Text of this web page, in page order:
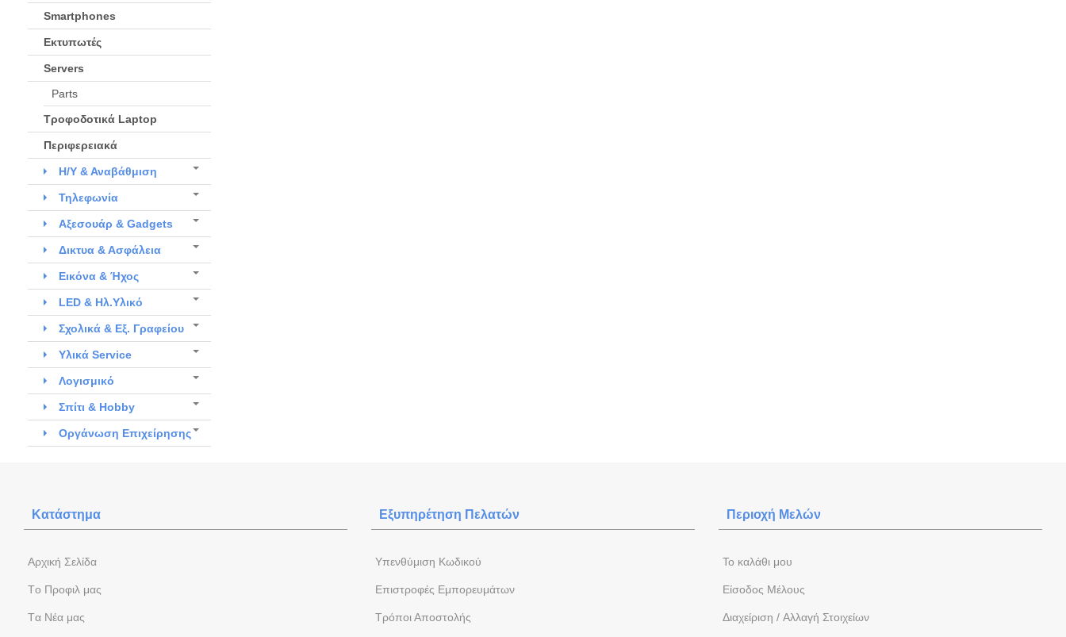
Smartphones
Εκτυπωτές
Servers
Parts
Τροφοδοτικά Laptop
Περιφερειακά
Η/Υ & Αναβάθμιση
Τηλεφωνία
Αξεσουάρ & Gadgets
Δικτυα & Ασφάλεια
Εικόνα & Ήχος
LED & Ηλ.Υλικό
Σχολικά & Εξ. Γραφείου
Υλικά Service
Λογισμικό
Σπίτι & Hobby
Οργάνωση Επιχείρησης
Κατάστημα
Aρχική Σελίδα
Tο Προφιλ μας
Tα Νέα μας
Εξυπηρέτηση Πελατών
Yπενθύμιση Κωδικού
Επιστροφές Εμπορευμάτων
Τρόποι Αποστολής
Περιοχή Mελών
To καλάθι μου
Eίσοδος Μέλους
Διαχείριση / Aλλαγή Στοιχείων